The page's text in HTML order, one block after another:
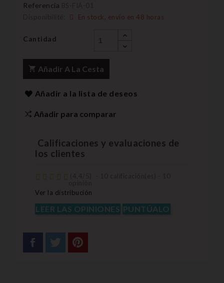
Referencia
En stock, envío en 48 horas
Cantidad
Añadir A La Cesta
Añadir a la lista de deseos
Añadir para comparar
Calificaciones y evaluaciones de
los clientes
Ver la distribución
LEER LAS OPINIONES PUNTÚALO